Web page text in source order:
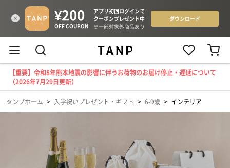
【重要】令和8年熊本地震の影響に伴うお荷物のお届け停止・遅延について
（2026年7月29日更新）
タンプホーム > 入学祝いプレゼント・ギフト > 6-9歳 > インテリア